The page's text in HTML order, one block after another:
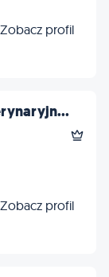
Zobacz profil
Zobacz profil